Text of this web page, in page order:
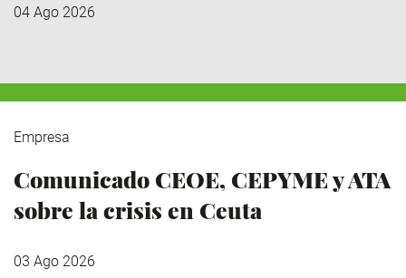
04 Ago 2026
Empresa
Comunicado CEOE, CEPYME y ATA
sobre la crisis en Ceuta
03 Ago 2026